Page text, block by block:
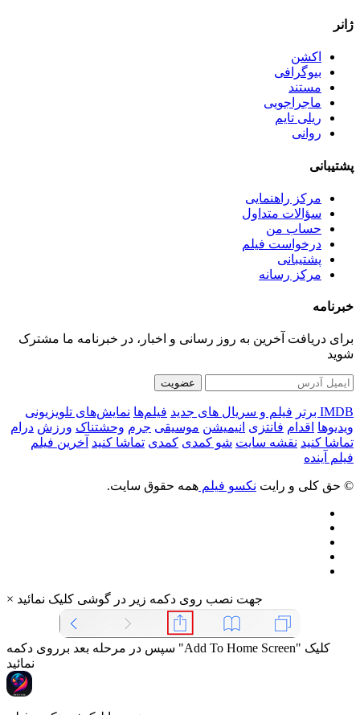
ژانر
اکشن
بیوگرافی
مستند
ماجراجویی
ریلی تایم
روانی
پشتیبانی
مرکز راهنمایی
سؤالات متداول
حساب من
درخواست فیلم
پشتیبانی
مرکز رسانه
خبرنامه
برای دریافت آخرین به روز رسانی و اخبار، در خبرنامه ما مشترک
شوید
عضویت
IMDB برتر فیلم و سریال های جدید فیلم‌ها نمایش‌های تلویزیونی
ویدیوها اقدام فانتزی انیمیشن موسیقی جرم وحشتناک ورزش درام
تماشا کنید نقشه سایت شو کمدی کمدی تماشا کنید آخرین فیلم
فیلم آینده
© حق کلی و رایت نکسو فیلم همه حقوق سایت.
× جهت نصب روی دکمه زیر در گوشی کلیک نمائید
سپس در مرحله بعد برروی دکمه "Add To Home Screen" کلیک
نمائید